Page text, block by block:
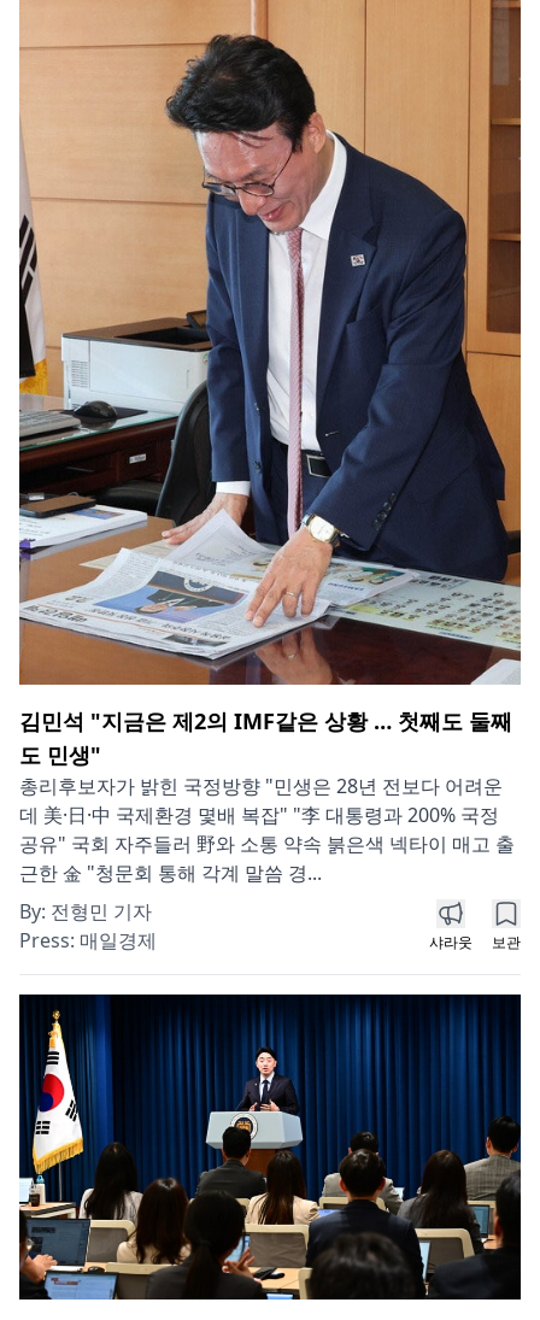
김민석 "지금은 제2의 IMF같은 상황 … 첫째도 둘째
도 민생"
총리후보자가 밝힌 국정방향 "민생은 28년 전보다 어려운
데 美·日·中 국제환경 몇배 복잡" "李 대통령과 200% 국정
공유" 국회 자주들러 野와 소통 약속 붉은색 넥타이 매고 출
근한 金 "청문회 통해 각계 말씀 경...
By: 전형민 기자
Press: 매일경제 샤라웃 보관